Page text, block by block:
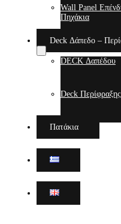
Wall Panel
Πηχάκια
Deck Δάπεδο –
DECK Δαπέδου
Deck Περίφραξης
Πατάκια